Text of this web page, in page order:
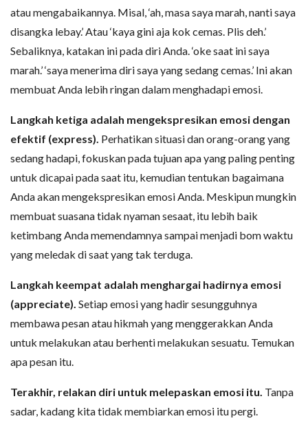
atau mengabaikannya. Misal, ‘ah, masa saya marah, nanti saya
disangka lebay.’ Atau ‘kaya gini aja kok cemas. Plis deh.’
Sebaliknya, katakan ini pada diri Anda. ‘oke saat ini saya
marah.’ ‘saya menerima diri saya yang sedang cemas.’ Ini akan
membuat Anda lebih ringan dalam menghadapi emosi.
Langkah ketiga adalah mengekspresikan emosi dengan
efektif (express). Perhatikan situasi dan orang-orang yang
sedang hadapi, fokuskan pada tujuan apa yang paling penting
untuk dicapai pada saat itu, kemudian tentukan bagaimana
Anda akan mengekspresikan emosi Anda. Meskipun mungkin
membuat suasana tidak nyaman sesaat, itu lebih baik
ketimbang Anda memendamnya sampai menjadi bom waktu
yang meledak di saat yang tak terduga.
Langkah keempat adalah menghargai hadirnya emosi
(appreciate). Setiap emosi yang hadir sesungguhnya
membawa pesan atau hikmah yang menggerakkan Anda
untuk melakukan atau berhenti melakukan sesuatu. Temukan
apa pesan itu.
Terakhir, relakan diri untuk melepaskan emosi itu. Tanpa
sadar, kadang kita tidak membiarkan emosi itu pergi.